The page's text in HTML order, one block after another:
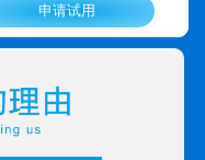
申请试用